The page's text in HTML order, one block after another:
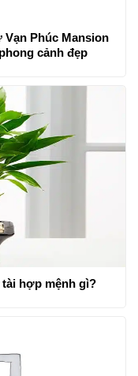
Vạn Phúc Mansion
cảnh đẹp
tài hợp mệnh gì?